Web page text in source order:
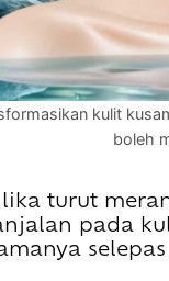
kulit
boleh
turut
pada